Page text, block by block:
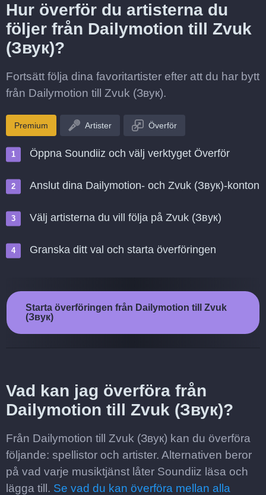
Hur överför du artisterna du
följer från Dailymotion till Zvuk
(Звук)?
Fortsätt följa dina favoritartister efter att du har bytt
från Dailymotion till Zvuk (Звук).
Premium Artister Överför
Öppna Soundiiz och välj verktyget Överför
Anslut dina Dailymotion- och Zvuk (Звук)-konton
Välj artisterna du vill följa på Zvuk (Звук)
Granska ditt val och starta överföringen
Starta överföringen från Dailymotion till Zvuk
(Звук)
Vad kan jag överföra från
Dailymotion till Zvuk (Звук)?
Från Dailymotion till Zvuk (Звук) kan du överföra
följande: spellistor och artister. Alternativen beror
på vad varje musiktjänst låter Soundiiz läsa och
lägga till. Se vad du kan överföra mellan alla